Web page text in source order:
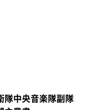
隊中央音楽隊副隊